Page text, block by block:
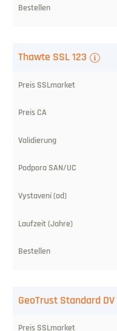
(Jahre)
Thawte SSL 123
GeoTrust Standard DV